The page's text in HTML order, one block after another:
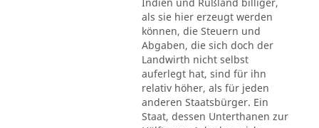
als sie hier erzeugt werden
können, die Steuern und
Abgaben, die sich doch der
Landwirth nicht selbst
auferlegt hat, sind für ihn
relativ höher, als für jeden
anderen Staatsbürger. Ein
Staat, dessen Unterthanen zur